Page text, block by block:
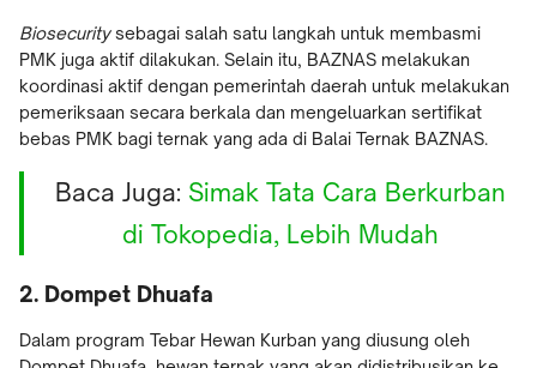
Biosecuritysebagai salah satu langkah untuk membasmi
PMK juga aktif dilakukan. Selain itu, BAZNAS melakukan
koordinasi aktif dengan pemerintah daerah untuk melakukan
pemeriksaan secara berkala dan mengeluarkan sertifikat
bebas PMK bagi ternak yang ada di Balai Ternak BAZNAS.
Baca Juga: Simak Tata Cara Berkurban
di Tokopedia, Lebih Mudah
2. Dompet Dhuafa
Dalam program Tebar Hewan Kurban yang diusung oleh